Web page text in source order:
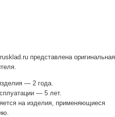
представлена оригинальная
— 2 года.
— 5 лет.
на изделия, применяющиеся